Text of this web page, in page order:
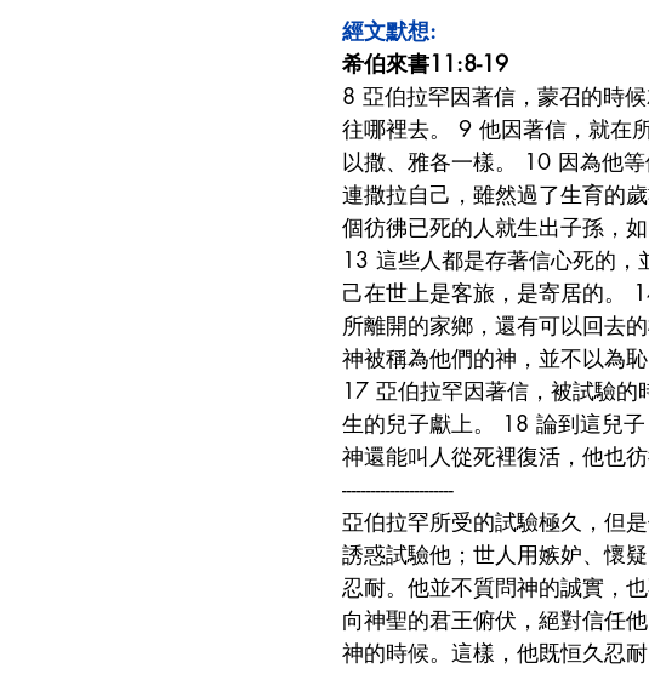
經文默想:
希伯來書11:8-19
8 亞伯拉罕因著信，蒙召的時
往哪裡去。 9 他因著信，就在
以撒、雅各一樣。 10 因為他
連撒拉自己，雖然過了生育的
個彷彿已死的人就生出子孫，
13 這些人都是存著信心死的，
己在世上是客旅，是寄居的。
所離開的家鄉，還有可以回去
神被稱為他們的神，並不以為
17 亞伯拉罕因著信，被試驗
生的兒子獻上。 18 論到這兒
神還能叫人從死裡復活，他也
-----------------------
亞伯拉罕所受的試驗極久，但
誘惑試驗他；世人用嫉妒、懷
忍耐。他並不質問神的誠實，
向神聖的君王俯伏，絕對信任
神的時候。這樣，他既恒久忍耐